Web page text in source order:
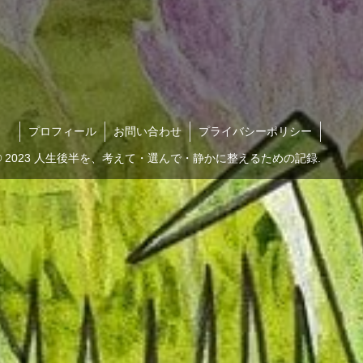
プロフィール お問い合わせ プライバシーポリシー
2023 人生後半を、考えて・選んで・静かに整えるための記録.